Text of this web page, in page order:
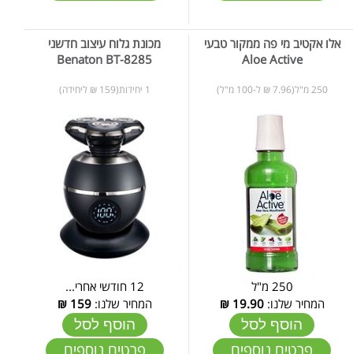
אלו אקטיב מי פה ממקור טבעי
Aloe Active
250 מ"ל(7.96 ₪ ל-100 מ"ל)
250 מ"ל
המחיר שלנו:19.90
₪
הוסף לסל
פרטים נוספים
מכונת גלוח עיצוב חדשני
Benaton BT-8285
1 יחידות(159 ₪ ליחידה)
12 חודשי אחרי...
המחיר שלנו:159
₪
הוסף לסל
פרטים נוספים